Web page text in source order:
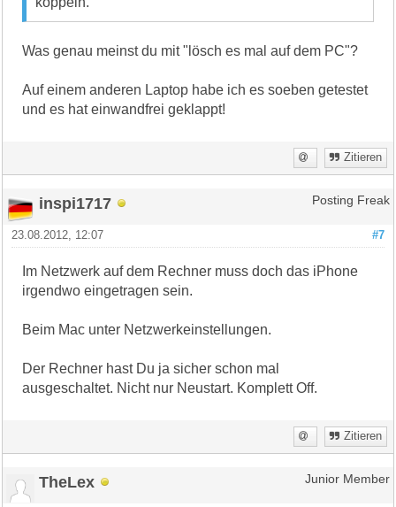
Was genau meinst du mit "lösch es mal auf dem PC"?
Auf einem anderen Laptop habe ich es soeben getestet
und es hat einwandfrei geklappt!
Zitieren
inspi1717 Posting Freak
#7
23.08.2012, 12:07
Im Netzwerk auf dem Rechner muss doch das iPhone
irgendwo eingetragen sein.
Beim Mac unter Netzwerkeinstellungen.
Der Rechner hast Du ja sicher schon mal
ausgeschaltet. Nicht nur Neustart. Komplett Off.
Zitieren
TheLex Junior Member